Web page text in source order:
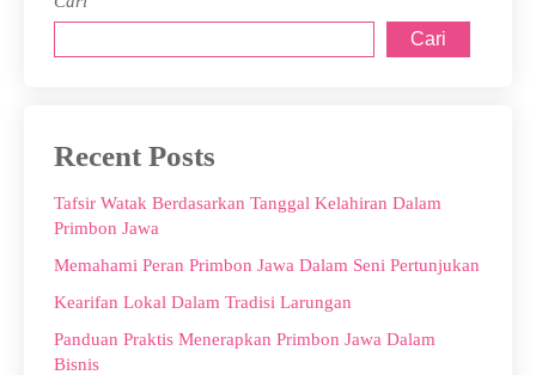
Cari
Recent Posts
Tafsir Watak Berdasarkan Tanggal Kelahiran Dalam
Primbon Jawa
Memahami Peran Primbon Jawa Dalam Seni Pertunjukan
Kearifan Lokal Dalam Tradisi Larungan
Panduan Praktis Menerapkan Primbon Jawa Dalam
Bisnis